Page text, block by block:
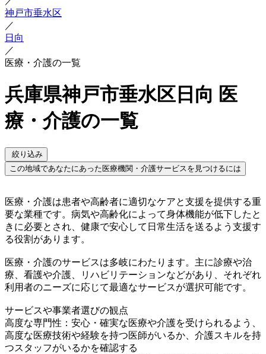
神戸市垂水区
／
日向
／
医療・介護の一覧
兵庫県神戸市垂水区日向 医
療・介護の一覧
絞り込み
この地域であなたにあった医療機関・介護サービスを見つけるには
医療・介護は患者や高齢者に適切なケアと支援を提供する重
要な業種です。病気や高齢化によって身体機能が低下したと
きに必要とされ、健康で安心して日常生活を送るよう支援す
る役割があります。
医療・介護のサービスは多岐にわたります。主に診療や治
療、看護や介護、リハビリテーションなどがあり、それぞれ
利用者のニーズに応じて最適なサービスが選択可能です。
サービスや事業者選びの観点
高度な専門性：安心・確実な医療や介護を受けられるよう、
高度な医療技術や経験を持つ医師がいるか、介護スキルを持
つスタッフがいるかを確認する